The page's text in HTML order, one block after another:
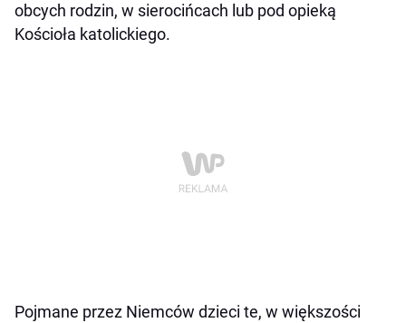
obcych rodzin, w sierocińcach lub pod opieką
Kościoła katolickiego.
Pojmane przez Niemców dzieci te, w większości